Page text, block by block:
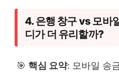
4. 은행 창구 vs 모바
디가 더 유리할까?
🎯 핵심 요약: 모바일 송